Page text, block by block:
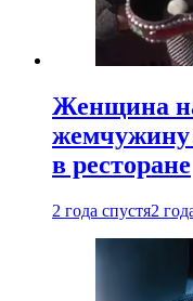
Женщина
жемчужину
в ресторане
2 года спустя2